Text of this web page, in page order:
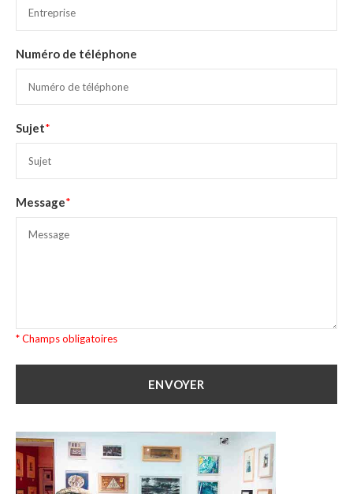
Numéro de téléphone
Sujet*
Message*
* Champs obligatoires
ENVOYER